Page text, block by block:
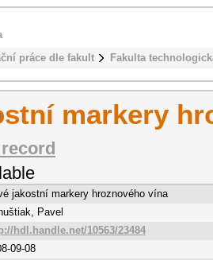
práce dle fakult Fakulta
markery
jakostní markery hroznového vína
Pavel
hdl.handle.net/10563/23484
09-08